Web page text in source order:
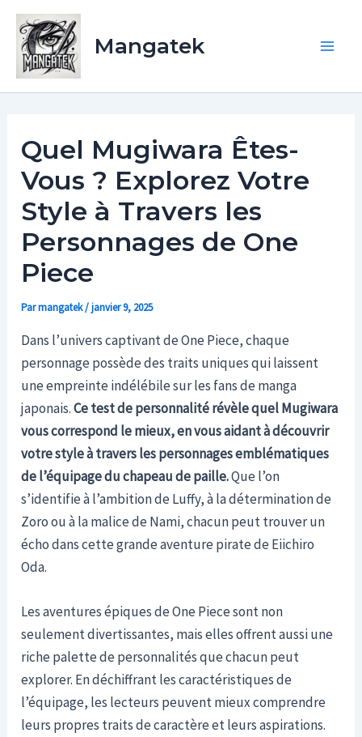
Aller
contenu
Mangatek
Quel Mugiwara Êtes-
Vous ? Explorez Votre
Style à Travers les
Personnages de One
Piece
Parmangatek/janvier 9, 2025
Dans l’univers captivant de One Piece, chaque
personnage possède des traits uniques qui laissent
une empreinte indélébile sur les fans de manga
japonais.Ce test de personnalité révèle quel Mugiwara
vous correspond le mieux, en vous aidant à découvrir
votre style à travers les personnages emblématiques
de l’équipage du chapeau de paille.Que l’on
s’identifie à l’ambition de Luffy, à la détermination de
Zoro ou à la malice de Nami, chacun peut trouver un
écho dans cette grande aventure pirate de Eiichiro
Oda.
Les aventures épiques de One Piece sont non
seulement divertissantes, mais elles offrent aussi une
riche palette de personnalités que chacun peut
explorer. En déchiffrant les caractéristiques de
l’équipage, les lecteurs peuvent mieux comprendre
leurs propres traits de caractère et leurs aspirations.